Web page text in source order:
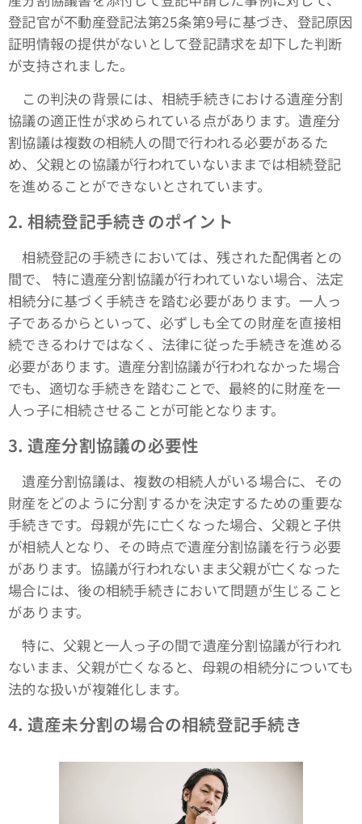
登記官が不動産登記法第25条第9号に基づき、登記原因
証明情報の提供がないとして登記請求を却下した判断
が支持されました。
この判決の背景には、相続手続きにおける遺産分割
協議の適正性が求められている点があります。遺産分
割協議は複数の相続人の間で行われる必要があるた
め、父親との協議が行われていないままでは相続登記
を進めることができないとされています。
2. 相続登記手続きのポイント
相続登記の手続きにおいては、残された配偶者との
間で、 特に遺産分割協議が行われていない場合、法定
相続分に基づく手続きを踏む必要があります。一人っ
子であるからといって、必ずしも全ての財産を直接相
続できるわけではなく、法律に従った手続きを進める
必要があります。遺産分割協議が行われなかった場合
でも、適切な手続きを踏むことで、最終的に財産を一
人っ子に相続させることが可能となります。
3. 遺産分割協議の必要性
遺産分割協議は、複数の相続人がいる場合に、その
財産をどのように分割するかを決定するための重要な
手続きです。母親が先に亡くなった場合、父親と子供
が相続人となり、その時点で遺産分割協議を行う必要
があります。協議が行われないまま父親が亡くなった
場合には、後の相続手続きにおいて問題が生じること
があります。
特に、父親と一人っ子の間で遺産分割協議が行われ
ないまま、父親が亡くなると、母親の相続分についても
法的な扱いが複雑化します。
4. 遺産未分割の場合の相続登記手続き